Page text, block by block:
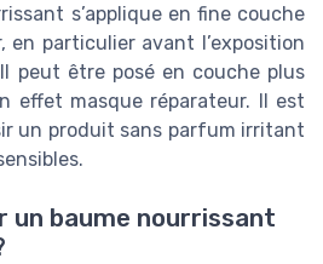
s’applique en fine couche
en particulier avant l’exposition
peut être posé en couche plus
effet masque réparateur. Il est
un produit sans parfum irritant
un baume nourrissant